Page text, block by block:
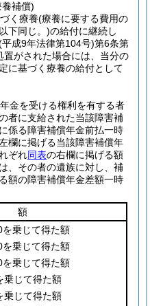
補償)
く療養(療養に要する費用の
下同じ。)の給付に継続し
平成9年法律第104号)第6条第
がされた場合には、当分の
に基づく療養の給付として
金を受ける権利を有する者
者に支給された当該障害補
係る障害補償年金前払一時
欄に掲げる当該障害補償年
ぞれ同表の右欄に掲げる額
、その者の遺族に対し、補
額の障害補償年金差額一時
額
乗じて得た額
乗じて得た額
乗じて得た額
乗じて得た額
乗じて得た額